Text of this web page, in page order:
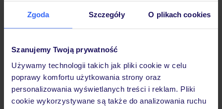
Zgoda Szczegóły O plikach cookies
Szanujemy Twoją prywatność
Używamy technologii takich jak pliki cookie w celu
poprawy komfortu użytkowania strony oraz
personalizowania wyświetlanych treści i reklam. Pliki
cookie wykorzystywane są także do analizowania ruchu
Wyżywienie
Atrakcje
Ważne informacje